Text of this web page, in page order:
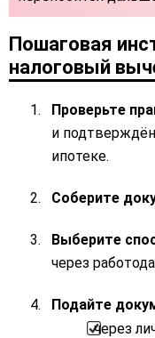
Пошаговая
налоговый
Проверьте
и
ипотеке.
Соберите
Выберите
через
Подайте
через